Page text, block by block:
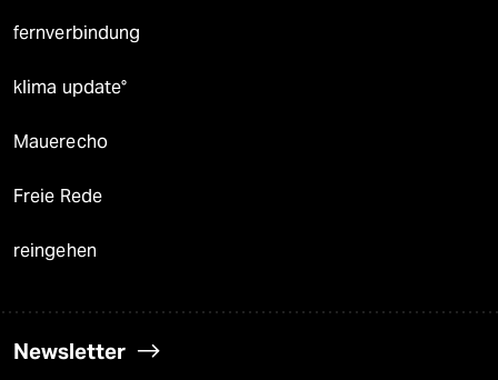
fernverbindung
klima update°
Mauerecho
Freie Rede
reingehen
Newsletter